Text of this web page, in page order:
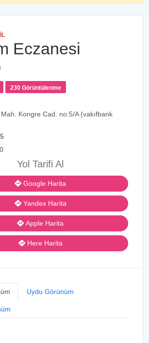
Eczanesi
230 Görüntülenme
Kongre Cad. no:5/A (vakıfbank
Yol Tarifi Al
Google Harita
Yandex Harita
Apple Harita
Here Harita
Uydu Görünüm